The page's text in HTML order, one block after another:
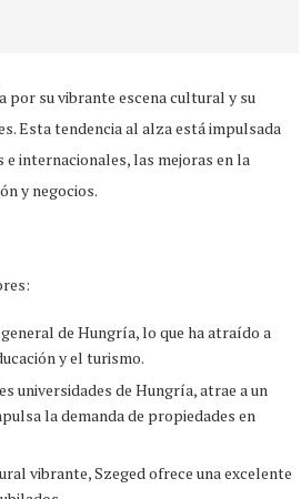
por su vibrante escena cultural y su
Esta tendencia al alza está impulsada
internacionales, las mejoras en la
y negocios.
de Hungría, lo que ha atraído a
y el turismo.
universidades de Hungría, atrae a un
la demanda de propiedades en
vibrante, Szeged ofrece una excelente